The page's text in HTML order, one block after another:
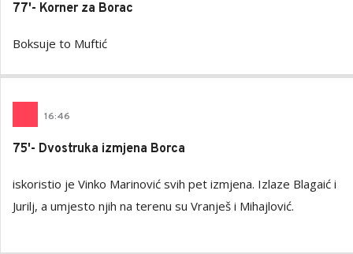
77'- Korner za Borac
Boksuje to Muftić
16:46
75'- Dvostruka izmjena Borca
iskoristio je Vinko Marinović svih pet izmjena. Izlaze Blagaić i
Jurilj, a umjesto njih na terenu su Vranješ i Mihajlović.